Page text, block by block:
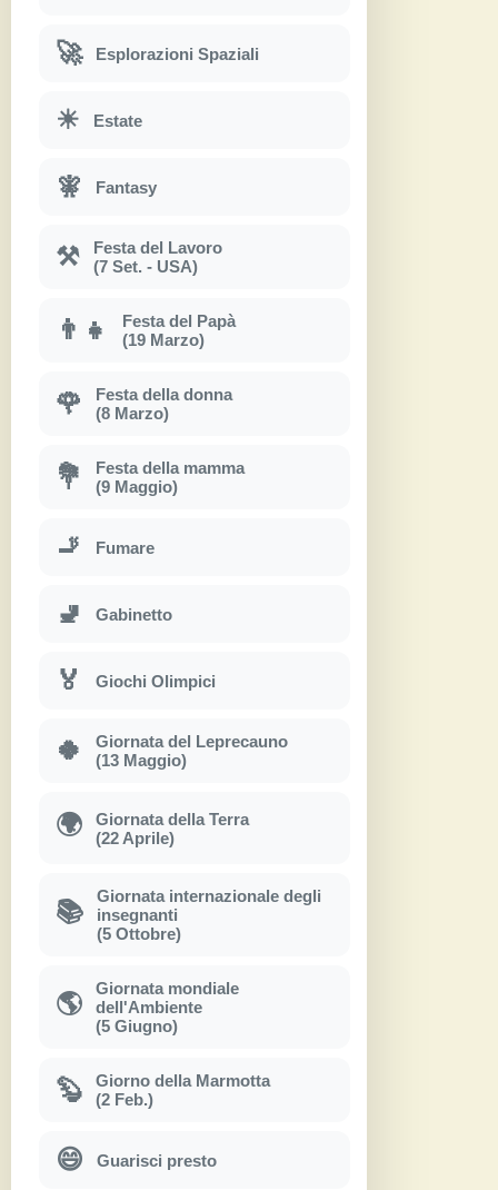
🚀 Esplorazioni Spaziali
☀ Estate
🧚 Fantasy
⚒
Festa del Lavoro
(7 Set. - USA)
👨‍👧
Festa del Papà
(19 Marzo)
🌹
Festa della donna
(8 Marzo)
💐
Festa della mamma
(9 Maggio)
🚬 Fumare
🚽 Gabinetto
🏅 Giochi Olimpici
🍀
Giornata del Leprecauno
(13 Maggio)
🌍
Giornata della Terra
(22 Aprile)
📚
Giornata internazionale degli
insegnanti
(5 Ottobre)
🌎
Giornata mondiale
dell'Ambiente
(5 Giugno)
🦫
Giorno della Marmotta
(2 Feb.)
😄 Guarisci presto